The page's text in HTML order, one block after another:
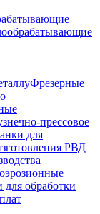
Фрезерные
прессовое
для
РВД
для обработки